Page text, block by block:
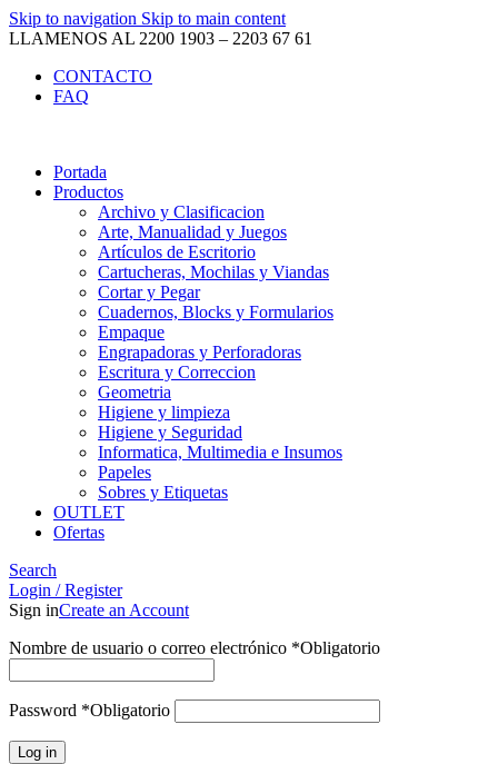
Skip to navigation Skip to main content
LLAMENOS AL 2200 1903 – 2203 67 61
CONTACTO
FAQ
Portada
Productos
Archivo y Clasificacion
Arte, Manualidad y Juegos
Artículos de Escritorio
Cartucheras, Mochilas y Viandas
Cortar y Pegar
Cuadernos, Blocks y Formularios
Empaque
Engrapadoras y Perforadoras
Escritura y Correccion
Geometria
Higiene y limpieza
Higiene y Seguridad
Informatica, Multimedia e Insumos
Papeles
Sobres y Etiquetas
OUTLET
Ofertas
Search
Login / Register
Sign inCreate an Account
Nombre de usuario o correo electrónico *Obligatorio
Password *Obligatorio
Log in